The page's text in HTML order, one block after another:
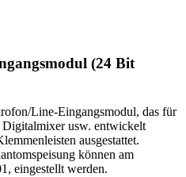
(24 Bit
Line-Eingangsmodul, das für
usw. entwickelt
ausgestattet.
können am
eingestellt werden.